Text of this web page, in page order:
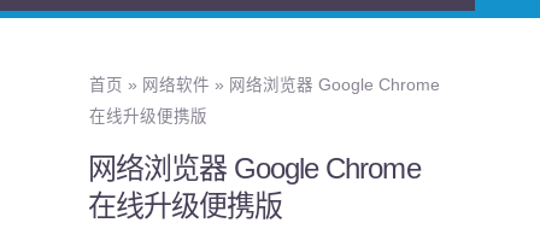
首页 » 网络软件 » 网络浏览器 Google Chrome
在线升级便携版
网络浏览器 Google Chrome
在线升级便携版